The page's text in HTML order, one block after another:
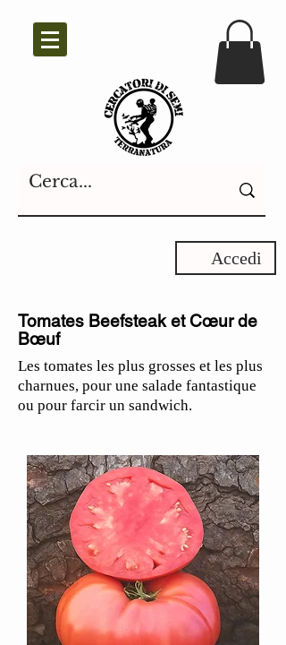
Accedi
Tomates Beefsteak et Cœur de
Bœuf
Les tomates les plus grosses et les plus
charnues, pour une salade fantastique
ou pour farcir un sandwich.